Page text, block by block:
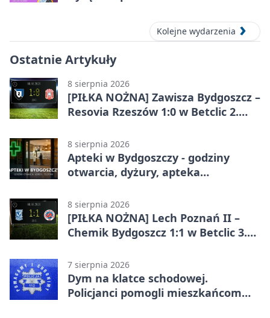
Kolejne wydarzenia
Ostatnie Artykuły
8 sierpnia 2026
[PIŁKA NOŻNA] Zawisza Bydgoszcz –
Resovia Rzeszów 1:0 w Betclic 2.
8 sierpnia 2026
Apteki w Bydgoszczy - godziny
otwarcia, dyżury, apteka
8 sierpnia 2026
[PIŁKA NOŻNA] Lech Poznań II –
Chemik Bydgoszcz 1:1 w Betclic 3.
Bydgoszczanie wywieźli punkt z
Wronek
7 sierpnia 2026
Dym na klatce schodowej.
Policjanci pomogli mieszkańcom